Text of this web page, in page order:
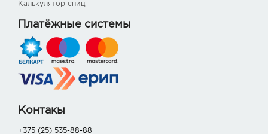
Калькулятор спиц
Платёжные системы
Контакы
+375 (25) 535-88-88